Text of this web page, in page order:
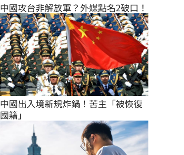
中國攻台非解放軍？外媒點名2破口！
中國出入境新規炸鍋！苦主「被恢復
國籍」